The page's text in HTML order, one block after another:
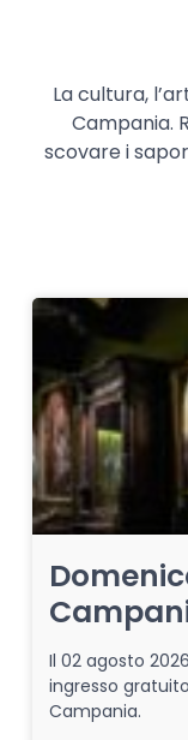
La cultura,
Campania.
scovare i
Il 02 agosto
ingresso
Campania.